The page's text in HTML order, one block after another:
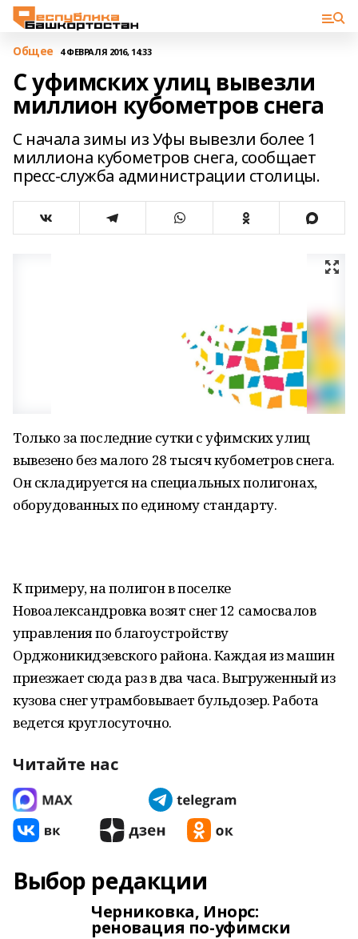
Общее 4 ФЕВРАЛЯ 2016, 14:33
С уфимских улиц вывезли
миллион кубометров снега
С начала зимы из Уфы вывезли более 1
миллиона кубометров снега, сообщает
пресс-служба администрации столицы.
Только за последние сутки с уфимских улиц
вывезено без малого 28 тысяч кубометров снега.
Он складируется на специальных полигонах,
оборудованных по единому стандарту.
К примеру, на полигон в поселке
Новоалександровка возят снег 12 самосвалов
управления по благоустройству
Орджоникидзевского района. Каждая из машин
приезжает сюда раз в два часа. Выгруженный из
кузова снег утрамбовывает бульдозер. Работа
ведется круглосуточно.
Читайте нас
Выбор редакции
Черниковка, Инорс:
реновация по-уфимски